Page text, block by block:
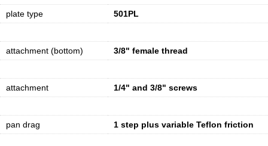
plate type 501PL
attachment (bottom) 3/8" female thread
attachment 1/4" and 3/8" screws
pan drag 1 step plus variable Teflon friction